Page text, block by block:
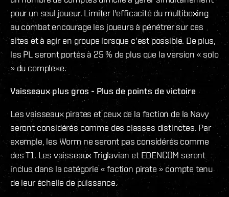
pour un seul joueur. Limiter l'efficacité du multiboxing
au combat encourage les joueurs à pénétrer sur ces
sites et à agir en groupe lorsque c'est possible. De plus,
les PL seront portés à 25 % de plus que la version « solo
» du complexe.
Vaisseaux plus gros - Plus de points de victoire
Les vaisseaux pirates et ceux de la faction de la Navy
seront considérés comme des classes distinctes. Par
exemple, les Worm ne seront pas considérés comme
des T1. Les vaisseaux Triglavian et EDENCOM seront
inclus dans la catégorie « faction pirate » compte tenu
de leur échelle de puissance.